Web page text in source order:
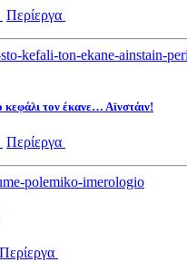
Περίεργα
τον έκανε… Αϊνστάιν!
Περίεργα
Περίεργα